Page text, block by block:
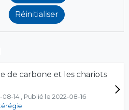
de carbone et les chariots
14 , Publié le 2022-08-16